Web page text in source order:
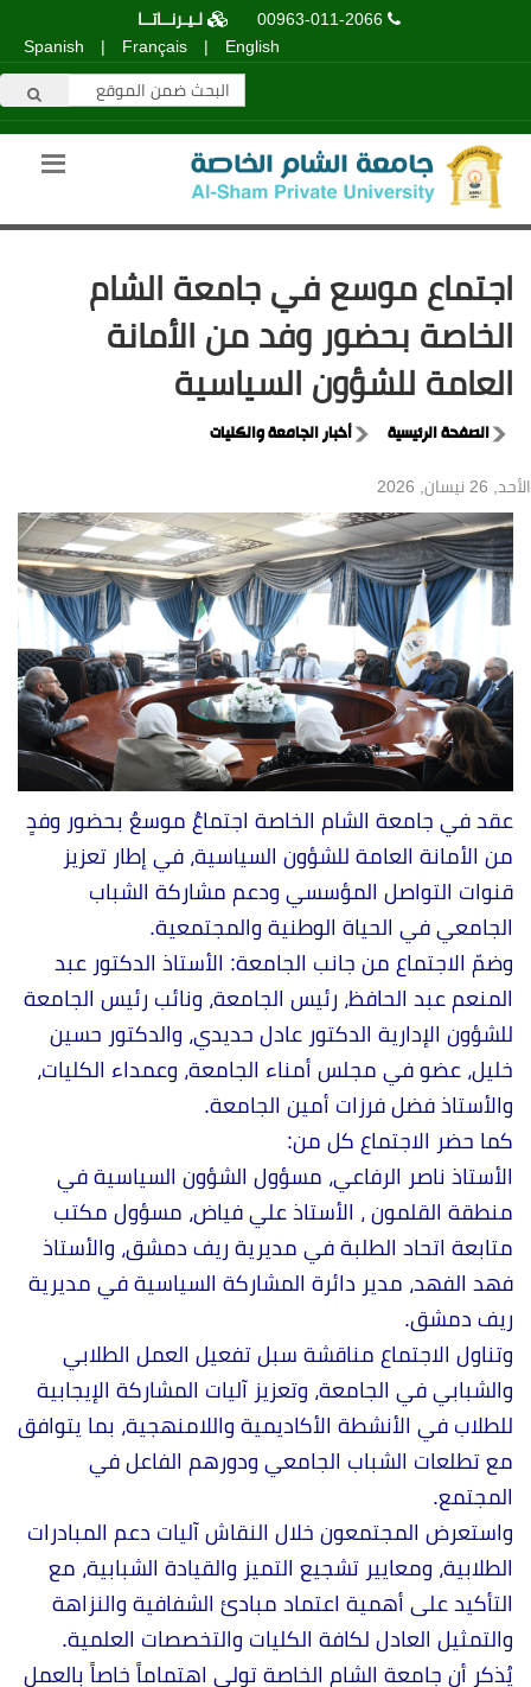
00963-011-2066
لـيـرنــاتــا
English
|
Français
|
Spanish
اجتماع موسع في جامعة الشام
الخاصة بحضور وفد من الأمانة
العامة للشؤون السياسية
الصفحة الرئيسية أخبار الجامعة والكليات
الأحد, 26 نيسان, 2026
عقد في جامعة الشام الخاصة اجتماعٌ موسعٌ بحضور وفدٍ
من الأمانة العامة للشؤون السياسية، في إطار تعزيز
قنوات التواصل المؤسسي ودعم مشاركة الشباب
الجامعي في الحياة الوطنية والمجتمعية.
وضمّ الاجتماع من جانب الجامعة: الأستاذ الدكتور عبد
المنعم عبد الحافظ، رئيس الجامعة، ونائب رئيس الجامعة
للشؤون الإدارية الدكتور عادل حديدي، والدكتور حسين
خليل، عضو في مجلس أمناء الجامعة، وعمداء الكليات،
والأستاذ فضل فرزات أمين الجامعة.
كما حضر الاجتماع كل من:
الأستاذ ناصر الرفاعي، مسؤول الشؤون السياسية في
منطقة القلمون ، الأستاذ علي فياض، مسؤول مكتب
متابعة اتحاد الطلبة في مديرية ريف دمشق، والأستاذ
فهد الفهد، مدير دائرة المشاركة السياسية في مديرية
ريف دمشق.
وتناول الاجتماع مناقشة سبل تفعيل العمل الطلابي
والشبابي في الجامعة، وتعزيز آليات المشاركة الإيجابية
للطلاب في الأنشطة الأكاديمية واللامنهجية، بما يتوافق
مع تطلعات الشباب الجامعي ودورهم الفاعل في
المجتمع.
واستعرض المجتمعون خلال النقاش آليات دعم المبادرات
الطلابية، ومعايير تشجيع التميز والقيادة الشبابية، مع
التأكيد على أهمية اعتماد مبادئ الشفافية والنزاهة
والتمثيل العادل لكافة الكليات والتخصصات العلمية.
يُذكر أن جامعة الشام الخاصة تولي اهتماماً خاصاً بالعمل